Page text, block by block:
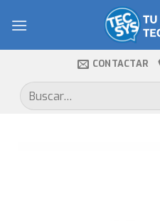
CONTACTAR
Buscar
por: